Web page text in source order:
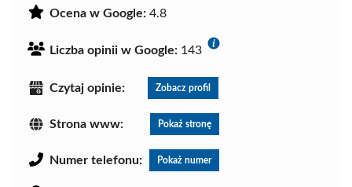
Ocena w Google: 4.8
Liczba opinii w Google: 143
Czytaj opinie: Zobacz profil
Strona www: Pokaż stronę
Numer telefonu: Pokaż numer